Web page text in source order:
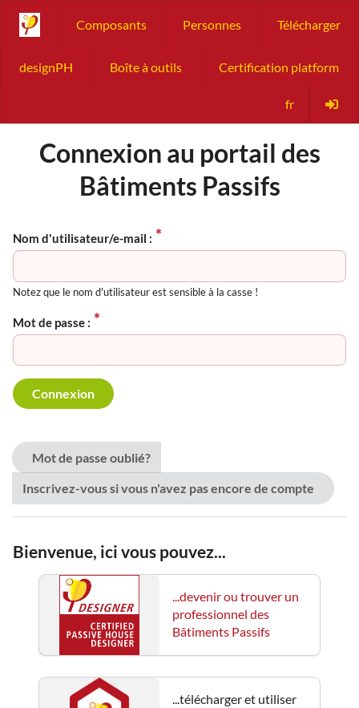
Composants Personnes Télécharger
designPH Boîte à outils Certification platform
fr
Connexion au portail des
Bâtiments Passifs
Nom d'utilisateur/e-mail :
Notez que le nom d'utilisateur est sensible à la casse !
Mot de passe :
Mot de passe oublié?
Inscrivez-vous si vous n'avez pas encore de compte
Bienvenue, ici vous pouvez...
...devenir ou trouver un
professionnel des
Bâtiments Passifs
...télécharger et utiliser